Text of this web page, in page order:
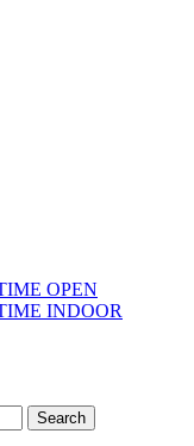
OPEN
INDOOR
Search